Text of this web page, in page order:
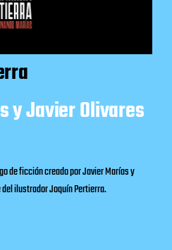
y Javier Olivares
de ficción creado por Javier Marías y
ilustrador Joquín Pertierra.